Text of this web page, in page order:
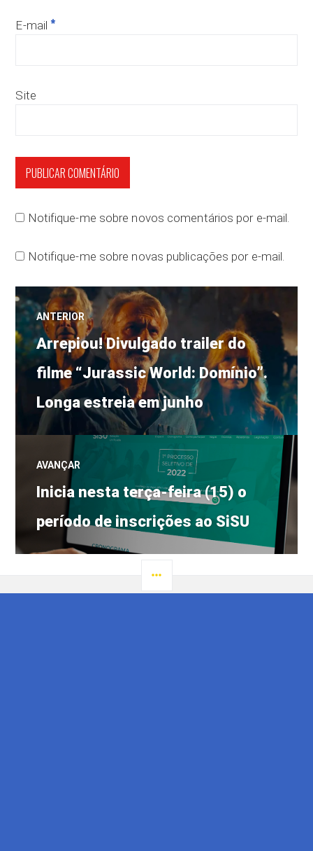
E-mail *
Site
Notifique-me sobre novos comentários por e-mail.
Notifique-me sobre novas publicações por e-mail.
Navegação
de
Post
ANTERIOR
Post
anterior:
Arrepiou! Divulgado trailer do
filme “Jurassic World: Domínio”.
Longa estreia em junho
AVANÇAR
Próximo
post:
Inicia nesta terça-feira (15) o
período de inscrições ao SiSU